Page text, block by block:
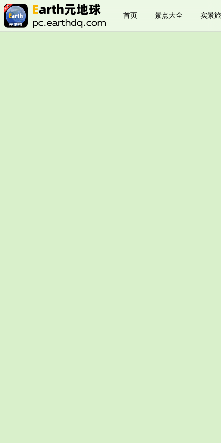
首页 景点大全 实景